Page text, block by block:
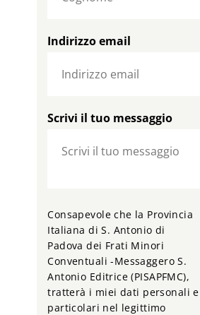
Indirizzo email
Scrivi il tuo messaggio
Consapevole che la Provincia
Italiana di S. Antonio di
Padova dei Frati Minori
Conventuali -Messaggero S.
Antonio Editrice (PISAPFMC),
tratterà i miei dati personali e
particolari nel legittimo